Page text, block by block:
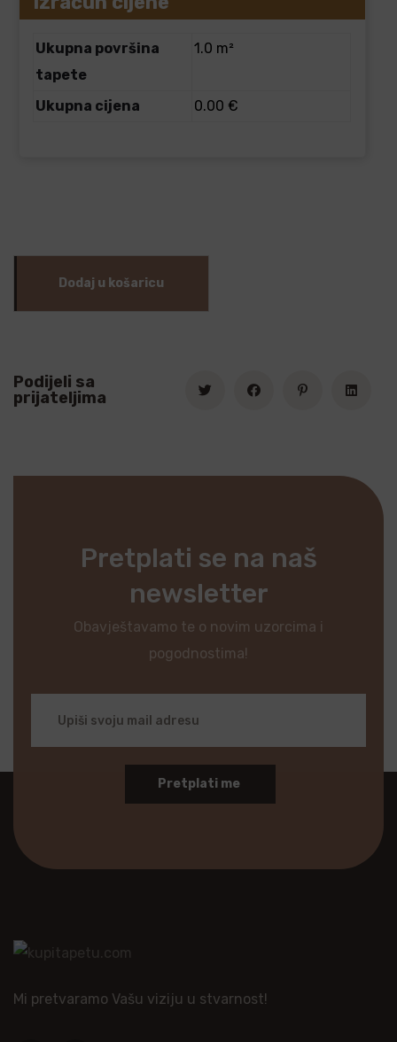
Ukupna površina
tapete
1.0 m²
Ukupna cijena 0.00 €
Dodaj u košaricu
Podijeli sa
prijateljima
Pretplati se na naš
newsletter
Obavještavamo te o novim uzorcima i
pogodnostima!
Pretplati me
Mi pretvaramo Vašu viziju u stvarnost!